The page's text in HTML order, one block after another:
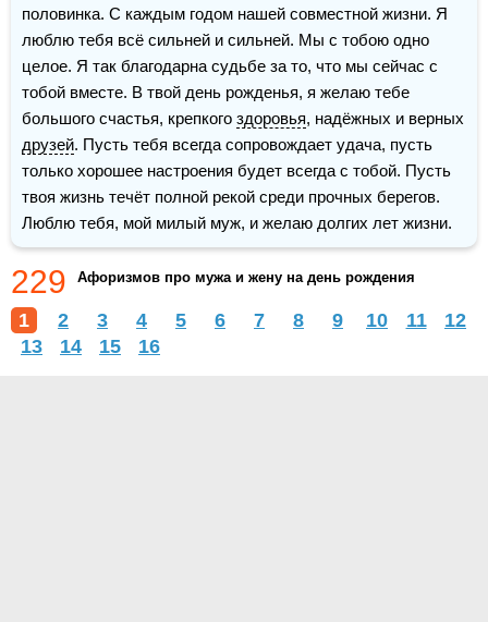
половинка. С каждым годом нашей совместной жизни. Я
люблю тебя всё сильней и сильней. Мы с тобою одно
целое. Я так благодарна судьбе за то, что мы сейчас с
тобой вместе. В твой день рожденья, я желаю тебе
большого счастья, крепкого здоровья
друзей. Пусть тебя всегда сопровождает удача, пусть
только хорошее настроения будет всегда с тобой. Пусть
твоя жизнь течёт полной рекой среди прочных берегов.
Люблю тебя, мой милый муж, и желаю долгих лет жизни.
229 Афоризмов про мужа и жену на день рождения
1 2 3 4 5 6 7 8 9 10 11
12
13
14 15 16